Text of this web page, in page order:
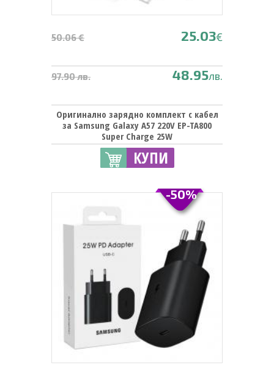
50.06 € 25.03€
97.90 лв. 48.95лв.
Оригинално зарядно комплект с кабел
за Samsung Galaxy A57 220V EP-TA800
Super Charge 25W
КУПИ
-50%